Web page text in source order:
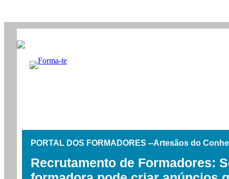
PORTAL DOS FORMADORES --Artesãos do
Recrutamento de Formadores: